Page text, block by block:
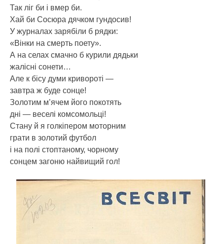
Так ліг би і вмер би.
Хай би Сосюра дячком гундосив!
У журналах зарябіли б рядки:
«Вінки на смерть поету».
А на селах смачно б курили дядьки
жалісні сонети…
Але к бісу думи кривороті —
завтра ж буде сонце!
Золотим м’ячем його покотять
дні — веселі комсомольці!
Стану й я голкіпером моторним
грати в золотий футбол
і на полі стоптаному, чорному
сонцем загоню найвищий гол!